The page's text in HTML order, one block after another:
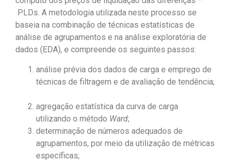
PLDs. A metodologia utilizada neste processo se
baseia na combinação de técnicas estatísticas de
análise de agrupamentos e na análise exploratória de
dados (EDA), e compreende os seguintes passos:
análise prévia dos dados de carga e emprego de
técnicas de filtragem e de avaliação de tendência;
agregação estatística da curva de carga
utilizando o método Ward;
determinação de números adequados de
agrupamentos, por meio da utilização de métricas
específicas;